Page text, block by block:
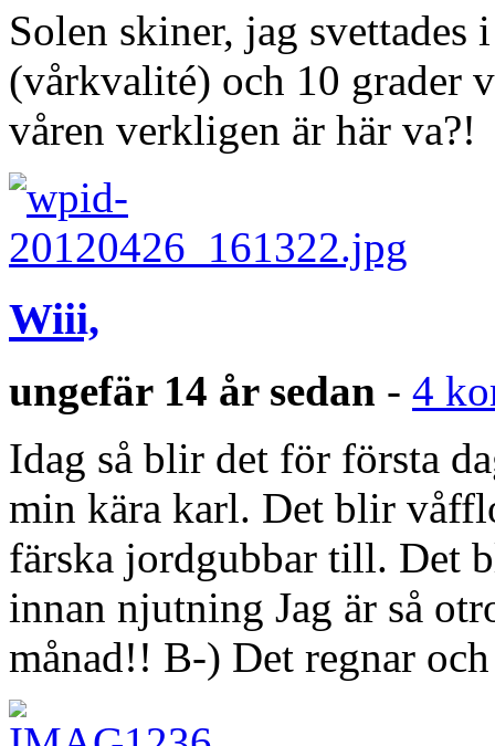
Solen skiner, jag svettades
(vårkvalité) och 10 grader
våren verkligen är här va?!
Wiii,
ungefär 14 år sedan - 4
Idag så blir det för första
min kära karl. Det blir
färska jordgubbar till. Det
innan njutning Jag är så
månad!! B-) Det regnar